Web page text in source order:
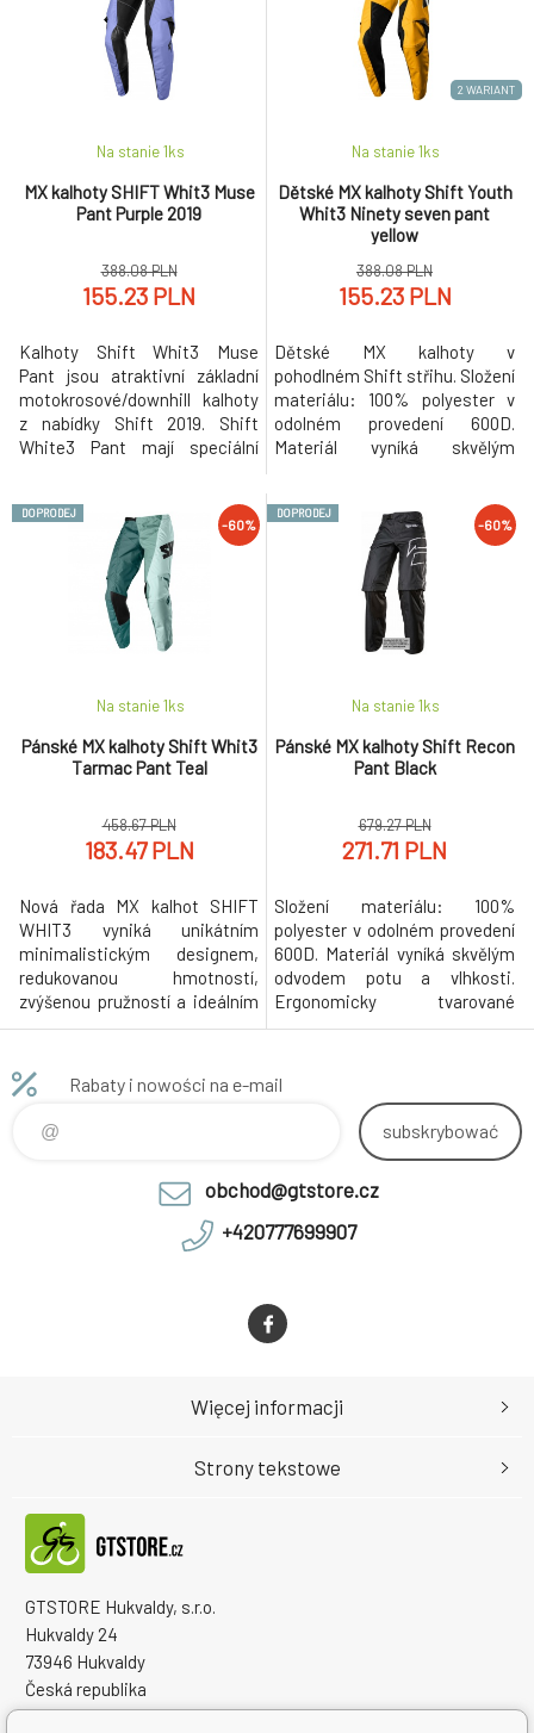
komfortní více-panelovou
konstrukci s volným střihem
a prodloužený zádový panel
zakrývá záda i v jezdecké
elastan; Podšívka: 100%
polyester Prát v pračce šetrně
ve studené vodě, nebělit, sušit
MX kalhoty SHIFT Whit3 Muse
Pant Purple 2019
Na stanie 1ks
388.08 PLN
155.23 PLN
Kalhoty Shift Whit3 Muse
Pant jsou atraktivní základní
motokrosové/downhill kalhoty
z nabídky Shift 2019. Shift
White3 Pant mají speciální
jízdě. Pružné panely v oblasti
kolen, zad a rozkroku doplňují
zadní větrací panely ve spodní
části. Pevný materiál z
polyesteru 600D zajistí dobrou
2 WARIANT
Dětské MX kalhoty Shift Youth
Whit3 Ninety seven pant
yellow
Na stanie 1ks
388.08 PLN
155.23 PLN
Dětské MX kalhoty v
pohodlném Shift střihu. Složení
materiálu: 100% polyester v
odolném provedení 600D.
Materiál vyníká skvělým
elastické zóny na kolenou, v
rozkroku a zadní oblasti pasu
poskytují pohodlí a zvyšují
pohyblivost jezdce.
Nízkoprofilové úplety spodků
nohavic, nastavitelný obvod p
DOPRODEJ
-60%
Pánské MX kalhoty Shift Whit3
Tarmac Pant Teal
Na stanie 1ks
458.67 PLN
183.47 PLN
Nová řada MX kalhot SHIFT
WHIT3 vyniká unikátním
minimalistickým designem,
redukovanou hmotností,
zvýšenou pružností a ideálním
větráním. Složení materiálu:
provedení 600D. Novinkou u
kolece MX18 je kožený panel na
pravém vnitřním kolenu, který
zajišťuje vyšší trvanlivost a
DOPRODEJ
-60%
Pánské MX kalhoty Shift Recon
Pant Black
Na stanie 1ks
679.27 PLN
271.71 PLN
Složení materiálu: 100%
polyester v odolném provedení
600D. Materiál vyníká skvělým
odvodem potu a vlhkosti.
Ergonomicky tvarované
elastické zóny na kolenou, v
pohyblivost jezdce.
Nízkoprofilové úplety spodků
nohavic, nastavitelný obvod
pasu, blednutí odolná grafika
Shift. Vnější
Rabaty i nowości na e-mail
subskrybować
obchod@gtstore.cz
+420777699907
GTSTORE Hukvaldy, s.r.o.
Hukvaldy 24
73946 Hukvaldy
Česká republika
Numer identyfikacyjny firmy: 22259848
Więcej informacji
Strony tekstowe